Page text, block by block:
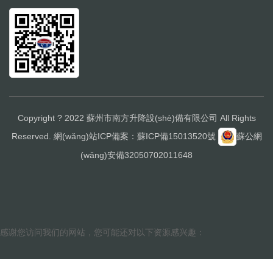
Copyright ? 2022 蘇州市南方升降設(shè)備有限公司 All Rights
Reserved. 網(wǎng)站ICP備案： 蘇ICP備15013520號
蘇公網
(wǎng)安備32050702011648
感谢您访问我们的网站，您可能还对以下资源感兴趣：